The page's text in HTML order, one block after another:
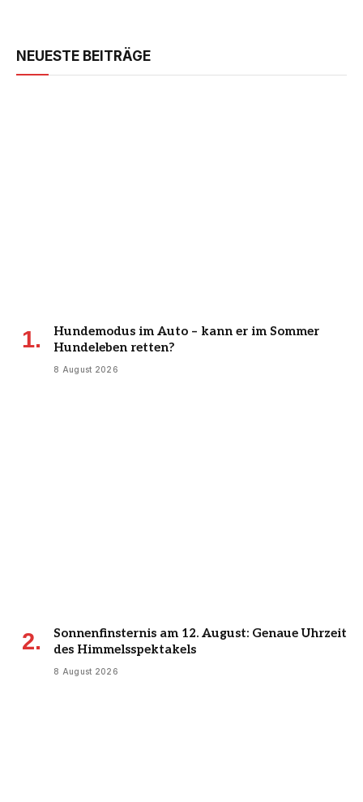
NEUESTE BEITRÄGE
Hundemodus im Auto – kann er im Sommer
Hundeleben retten?
8 August 2026
Sonnenfinsternis am 12. August: Genaue Uhrzeit
des Himmelsspektakels
8 August 2026